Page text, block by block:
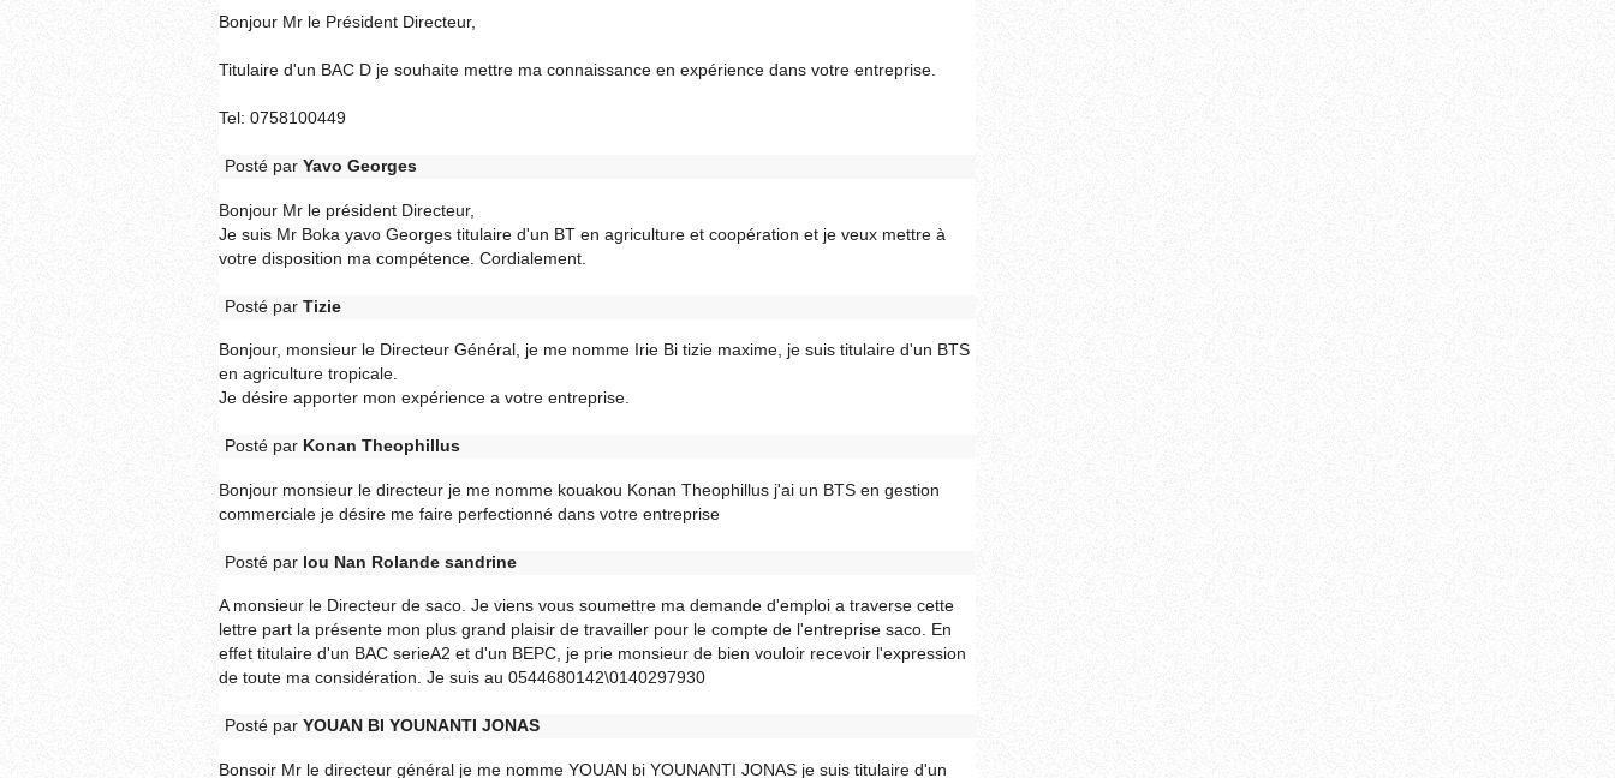
Bonjour Mr le Président Directeur,
Titulaire d'un BAC D je souhaite mettre ma connaissance en expérience dans votre entreprise.
Tel: 0758100449
Posté par Yavo Georges
Bonjour Mr le président Directeur,
Je suis Mr Boka yavo Georges titulaire d'un BT en agriculture et coopération et je veux mettre à
votre disposition ma compétence. Cordialement.
Posté par Tizie
Bonjour, monsieur le Directeur Général, je me nomme Irie Bi tizie maxime, je suis titulaire d'un BTS
en agriculture tropicale.
Je désire apporter mon expérience a votre entreprise.
Posté par Konan Theophillus
Bonjour monsieur le directeur je me nomme kouakou Konan Theophillus j'ai un BTS en gestion
commerciale je désire me faire perfectionné dans votre entreprise
Posté par lou Nan Rolande sandrine
A monsieur le Directeur de saco. Je viens vous soumettre ma demande d'emploi a traverse cette
lettre part la présente mon plus grand plaisir de travailler pour le compte de l'entreprise saco. En
effet titulaire d'un BAC serieA2 et d'un BEPC, je prie monsieur de bien vouloir recevoir l'expression
de toute ma considération. Je suis au 0544680142\0140297930
Posté par YOUAN BI YOUNANTI JONAS
Bonsoir Mr le directeur général je me nomme YOUAN bi YOUNANTI JONAS je suis titulaire d'un